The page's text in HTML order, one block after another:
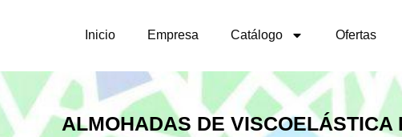
Inicio Empresa Catálogo Ofertas
ALMOHADAS DE VISCOELÁSTICA